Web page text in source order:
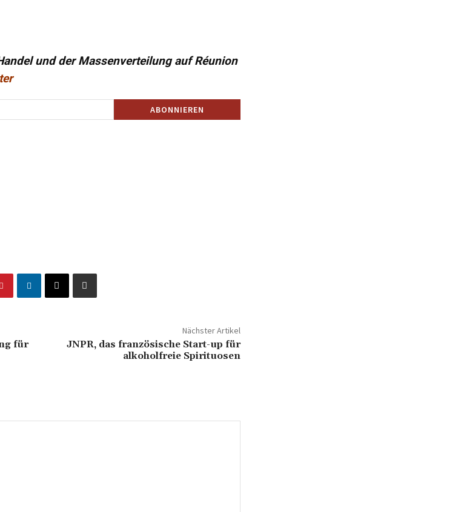
und der Massenverteilung auf Réunion
für
Nächster Artikel
JNPR, das französische Start-up für
alkoholfreie Spirituosen